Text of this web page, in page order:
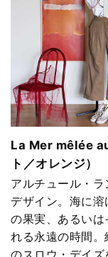
La Mer mêlée
ト／オレンジ）
アルチュール・
デザイン。海に
の果実、あるい
れる永遠の時間